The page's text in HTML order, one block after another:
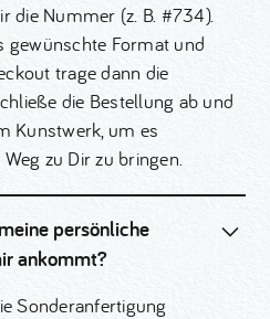
die Nummer (z. B. #734).
gewünschte Format und
trage dann die
die Bestellung ab und
Kunstwerk, um es
zu Dir zu bringen.
persönliche
ankommt?
Sonderanfertigung